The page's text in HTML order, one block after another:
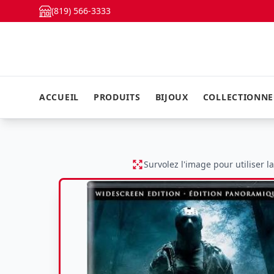
(819) 566-3333
ACCUEIL PRODUITS BIJOUX
Survolez l'image pour utiliser